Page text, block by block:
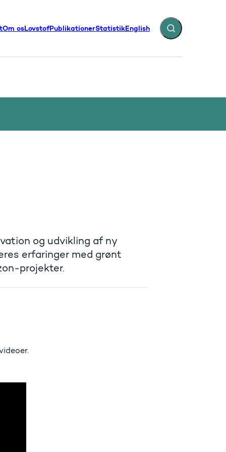
Om osLovstofPublikationerStatistikEnglish Fold søgefelt ud
og udvikling af ny
erfaringer med grønt
projekter.